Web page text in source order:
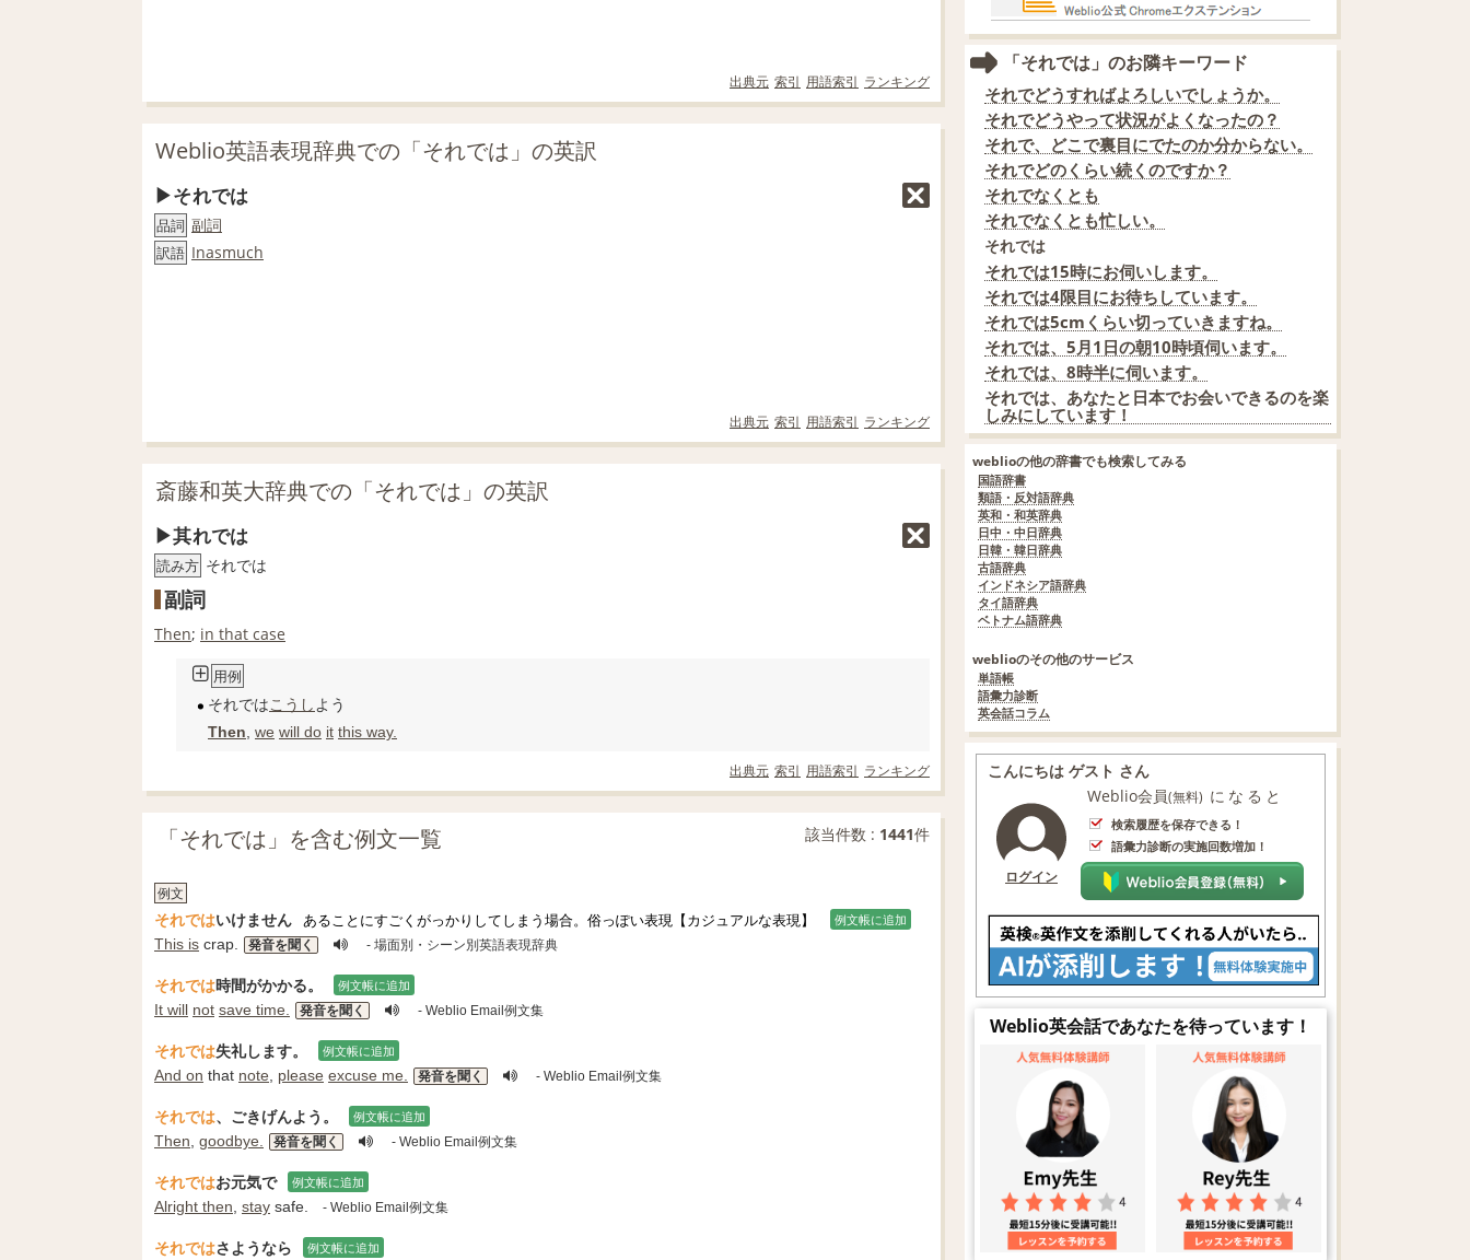
出典元 索引 用語索引 ランキング
Weblio英語表現辞典での「それでは」の英訳
それでは
品詞 副詞
訳語 Inasmuch
出典元 索引 用語索引 ランキング
斎藤和英大辞典での「それでは」の英訳
其れでは
読み方 それでは
副詞
Then; in that case
用例
それではこうしよう
Then, we will do it this way.
出典元 索引 用語索引 ランキング
「それでは」を含む例文一覧 該当件数 : 1441件
例文
それではいけません あることにすごくがっかりしてしまう場合。俗っぽい表現【カジュアルな表現】 例文帳に追加
This is crap. 発音を聞く - 場面別・シーン別英語表現辞典
それでは時間がかかる。 例文帳に追加
It will not save time. 発音を聞く - Weblio Email例文集
それでは失礼します。 例文帳に追加
And on that note, please excuse me. 発音を聞く - Weblio Email例文集
それでは、ごきげんよう。 例文帳に追加
Then, goodbye. 発音を聞く - Weblio Email例文集
それではお元気で 例文帳に追加
Alright then, stay safe. - Weblio Email例文集
それではさようなら 例文帳に追加
「それでは」のお隣キーワード
それでどうすればよろしいでしょうか。
それでどうやって状況がよくなったの？
それで、どこで裏目にでたのか分からない。
それでどのくらい続くのですか？
それでなくとも
それでなくとも忙しい。
それでは
それでは15時にお伺いします。
それでは4限目にお待ちしています。
それでは5cmくらい切っていきますね。
それでは、5月1日の朝10時頃伺います。
それでは、8時半に伺います。
それでは、あなたと日本でお会いできるのを楽
しみにしています！
weblioの他の辞書でも検索してみる
国語辞書
類語・反対語辞典
英和・和英辞典
日中・中日辞典
日韓・韓日辞典
古語辞典
インドネシア語辞典
タイ語辞典
ベトナム語辞典
weblioのその他のサービス
単語帳
語彙力診断
英会話コラム
こんにちは ゲスト さん
ログイン
Weblio会員(無料) になると
検索履歴を保存できる！
語彙力診断の実施回数増加！
Weblio英会話であなたを待っています！